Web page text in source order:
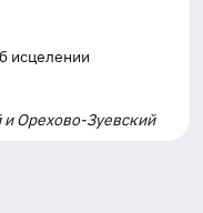
исцелении
Орехово-Зуевский